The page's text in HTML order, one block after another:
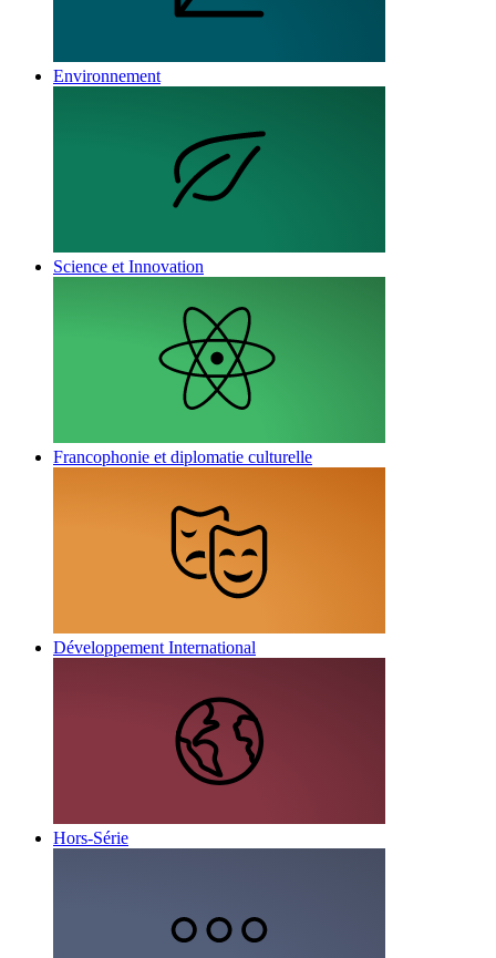
Environnement
Science et Innovation
Francophonie et diplomatie culturelle
Développement International
Hors-Série